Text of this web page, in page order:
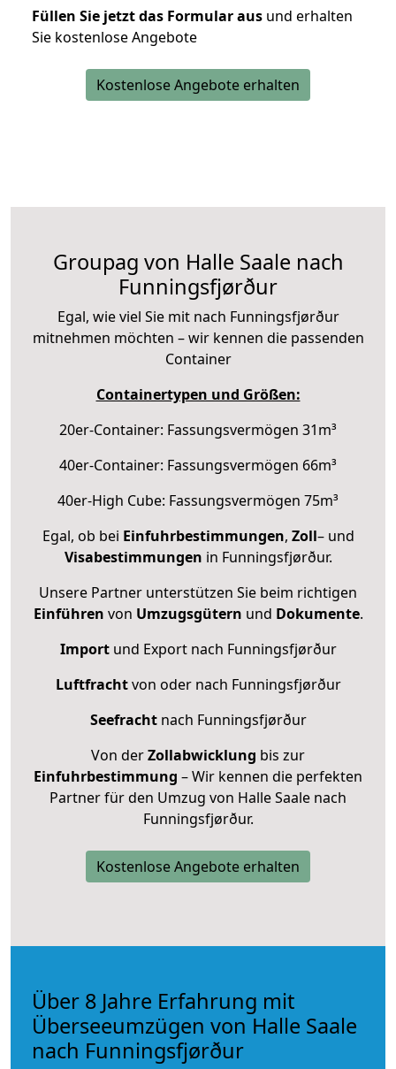
Füllen Sie jetzt das Formular aus und erhalten
Sie kostenlose Angebote
Kostenlose Angebote erhalten
Groupag von Halle Saale nach
Funningsfjørður
Egal, wie viel Sie mit nach Funningsfjørður
mitnehmen möchten – wir kennen die passenden
Container
Containertypen und Größen:
20er-Container: Fassungsvermögen 31m³
40er-Container: Fassungsvermögen 66m³
40er-High Cube: Fassungsvermögen 75m³
Egal, ob bei Einfuhrbestimmungen, Zoll– und
Visabestimmungen in Funningsfjørður.
Unsere Partner unterstützen Sie beim richtigen
Einführen von Umzugsgütern und Dokumente.
Importund Export nach Funningsfjørður
Luftfrachtvon oder nach Funningsfjørður
Seefrachtnach Funningsfjørður
Von derZollabwicklung bis zur
Einfuhrbestimmung – Wir kennen die perfekten
Partner für den Umzug von Halle Saale nach
Funningsfjørður.
Kostenlose Angebote erhalten
Über 8 Jahre Erfahrung mit
Überseeumzügen von Halle Saale
nach Funningsfjørður